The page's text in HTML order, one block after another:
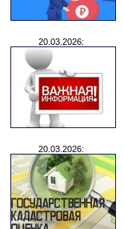
20.03.2026:
20.03.2026: